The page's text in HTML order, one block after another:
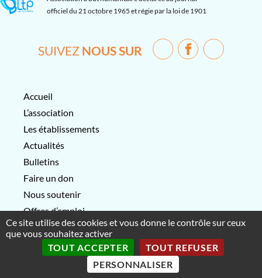
officiel du 21 octobre 1965 et régie par la loi de 1901
SUIVEZ NOUS SUR
Accueil
L’association
Les établissements
Actualités
Bulletins
Faire un don
Nous soutenir
Offres d’emploi
Contactez-nous
Association Les Tous-Petits-Mentions légales
Ce site utilise des cookies et vous donne le contrôle sur ceux
que vous souhaitez activer
TOUT ACCEPTER
TOUT REFUSER
PERSONNALISER